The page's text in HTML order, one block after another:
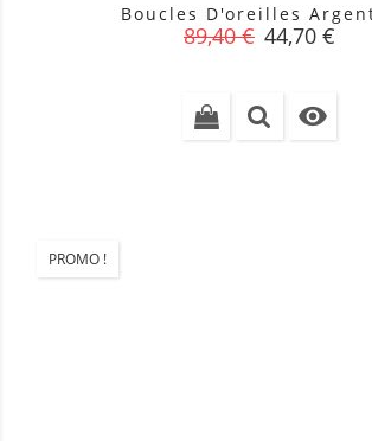
Boucles D'oreilles
Prix
89,40 € Prix
44,70 €

PROMO !